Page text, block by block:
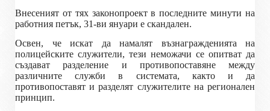
Внесеният от тях законопроект в последните минути на
работния петък, 31-ви януари е скандален.
Освен, че искат да намалят възнагражденията на
полицейските служители, тези неможачи се опитват да
създават разделение и противопоставяне между
различните служби в системата, както и да
противопоставят и разделят служителите на регионален
принцип.